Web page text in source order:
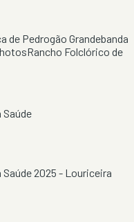
de Pedrogão Grandebanda
Rancho Folclórico de
Saúde
2025 - Louriceira